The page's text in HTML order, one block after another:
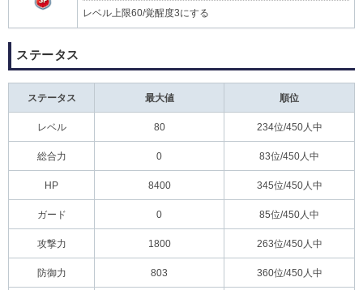
レベル上限60/覚醒度3にする
ステータス
ステータス 最大値 順位
レベル 80 234位/450人中
総合力 0 83位/450人中
HP 8400 345位/450人中
ガード 0 85位/450人中
攻撃力 1800 263位/450人中
防御力 803 360位/450人中